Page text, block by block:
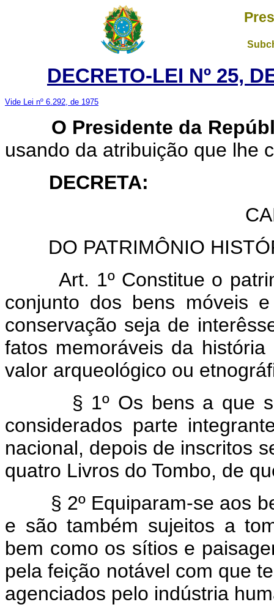
DECRETO-LEI Nº 25,
Vide Lei nº 6.292, de 1975
O Presidente da
usando da atribuição que lhe
DECRETA:
DO PATRIMÔNIO
Art. 1º Constitue o
conjunto dos bens móveis
conservação seja de
fatos memoráveis da
valor arqueológico ou
§ 1º Os bens a que
considerados parte
nacional, depois de inscritos
quatro Livros do Tombo, de
§ 2º Equiparam-se aos
e são também sujeitos a
bem como os sítios e
pela feição notável com que
agenciados pelo indústria